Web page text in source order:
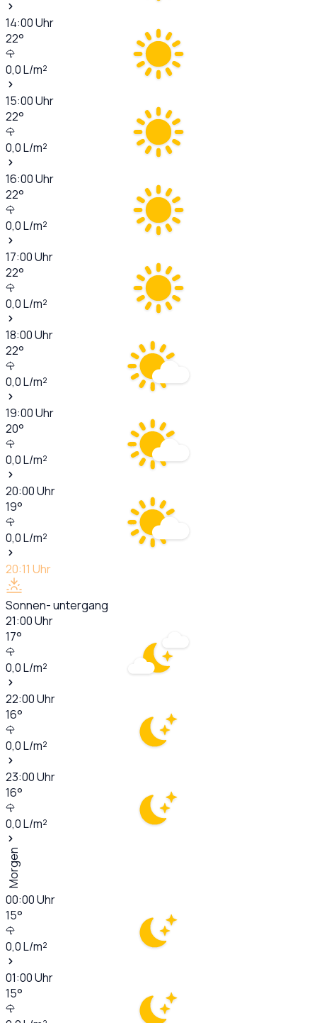
14:00Uhr
22°
0,0L/m²
15:00Uhr
22°
0,0L/m²
16:00Uhr
22°
0,0L/m²
17:00Uhr
22°
0,0L/m²
18:00Uhr
22°
0,0L/m²
19:00Uhr
20°
0,0L/m²
20:00Uhr
19°
0,0L/m²
20:11 Uhr
Sonnen- untergang
21:00Uhr
17°
0,0L/m²
22:00Uhr
16°
0,0L/m²
23:00Uhr
16°
0,0L/m²
Morgen
00:00Uhr
15°
0,0L/m²
01:00Uhr
15°